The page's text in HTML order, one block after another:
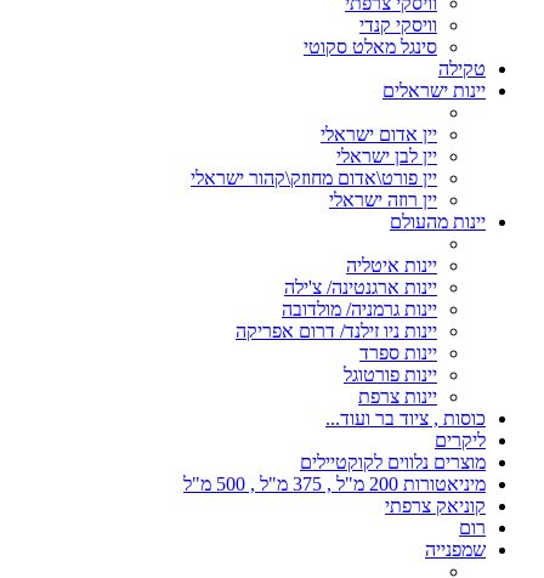
וויסקי קנדי
סינגל מאלט סקוטי
טקילה
יינות ישראלים
יין אדום ישראלי
יין לבן ישראלי
יין פורט\אדום מחוזק\קהור ישראלי
יין רוזה ישראלי
יינות מהעולם
יינות איטליה
יינות ארגנטינה/ צ'ילה
יינות גרמניה/ מולדובה
יינות ניו זילנד/ דרום אפריקה
יינות ספרד
יינות פורטוגל
יינות צרפת
כוסות , ציוד בר ועוד...
ליקרים
מוצרים נלווים לקוקטיילים
מיניאטורות 200 מ"ל , 375 מ"ל , 500 מ"ל
קוניאק צרפתי
רום
שמפנייה